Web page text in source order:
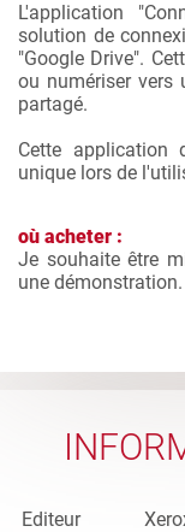
L'application
solution de
"Google Drive".
ou numériser vers
partagé.
Cette application
unique lors de
où acheter :
Je souhaite être
une démonstration.
Editeur